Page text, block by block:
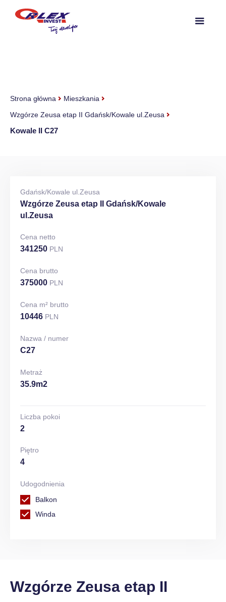
Strona główna
Mieszkania
Wzgórze Zeusa etap II Gdańsk/Kowale ul.Zeusa
Kowale II C27
Gdańsk/Kowale ul.Zeusa
Wzgórze Zeusa etap II Gdańsk/Kowale
ul.Zeusa
Cena netto
341250 PLN
Cena brutto
375000 PLN
Cena m² brutto
10446 PLN
Nazwa / numer
C27
Metraż
35.9m2
Liczba pokoi
2
Piętro
4
Udogodnienia
Balkon
Winda
Wzgórze Zeusa etap II